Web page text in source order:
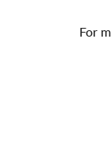
For